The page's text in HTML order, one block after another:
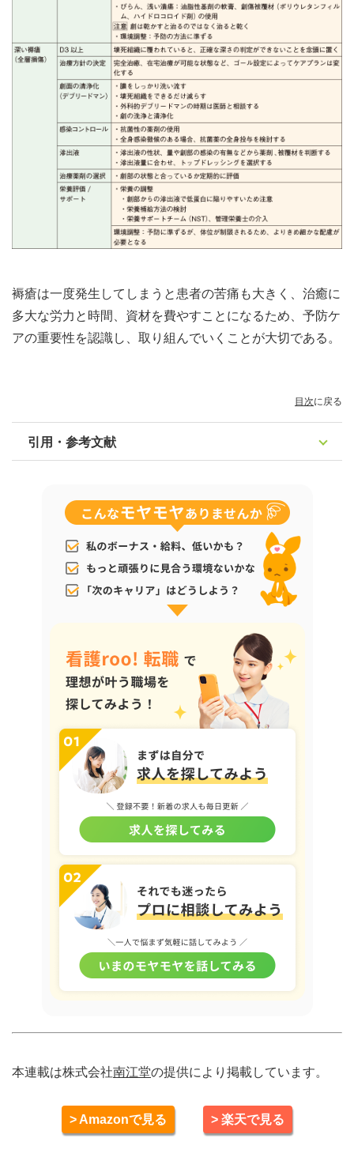
褥瘡は一度発生してしまうと患者の苦痛も大きく、治癒に
多大な労力と時間、資材を費やすことになるため、予防ケ
アの重要性を認識し、取り組んでいくことが大切である。
目次に戻る
引用・参考文献
本連載は株式会社南江堂の提供により掲載しています。
> Amazonで見る > 楽天で見る